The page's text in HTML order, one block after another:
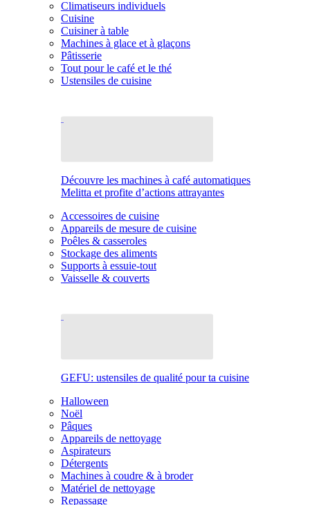
Climatiseurs individuels
Cuisine
Cuisiner à table
Machines à glace et à glaçons
Pâtisserie
Tout pour le café et le thé
Ustensiles de cuisine
Découvre les machines à café automatiques
Melitta et profite d’actions attrayantes
Accessoires de cuisine
Appareils de mesure de cuisine
Poêles & casseroles
Stockage des aliments
Supports à essuie-tout
Vaisselle & couverts
GEFU: ustensiles de qualité pour ta cuisine
Halloween
Noël
Pâques
Appareils de nettoyage
Aspirateurs
Détergents
Machines à coudre & à broder
Matériel de nettoyage
Repassage